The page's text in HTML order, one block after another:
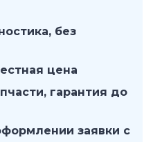
без
цена
гарантия до
заявки с